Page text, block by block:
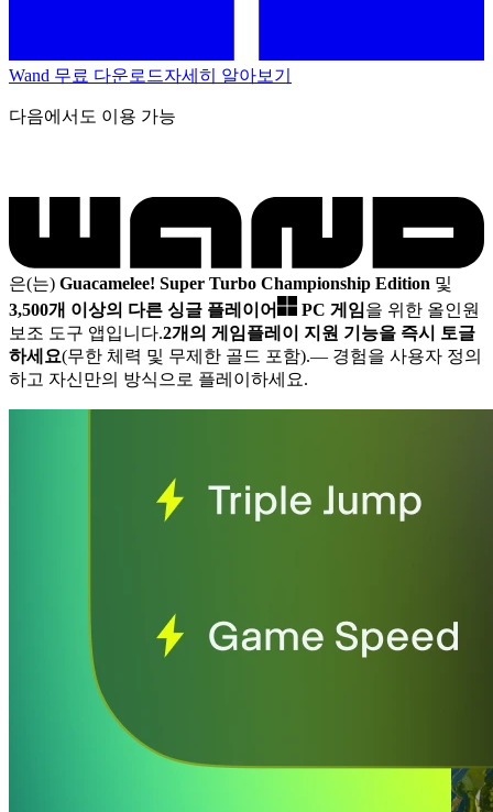
Wand 무료 다운로드자세히 알아보기
다음에서도 이용 가능
은(는) Guacamelee! Super Turbo Championship Edition 및
3,500개 이상의 다른 싱글 플레이어
PC 게임을 위한 올인원
보조 도구 앱입니다.2개의 게임플레이 지원 기능을 즉시 토글
하세요(무한 체력 및 무제한 골드 포함).— 경험을 사용자 정의
하고 자신만의 방식으로 플레이하세요.